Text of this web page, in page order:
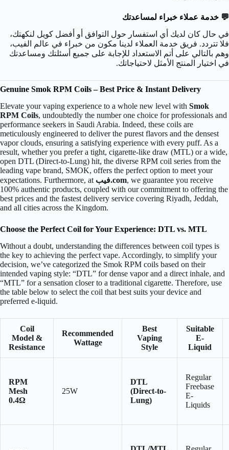
💬 خدمة عملاء خبراء لمساعدتك
في حال كان لديك أي استفسار حول التوافق أو أفضل كويل لنكهتك،
فلا تتردد. فريق خدمة العملاء لدينا مكون من خبراء في عالم الفيب،
وهم بالتالي على أتم الاستعداد للإجابة على جميع أسئلتك ومساعدتك
في اختيار المنتج الأمثل لاحتياجاتك.
Genuine Smok RPM Coils – Best Price & Instant Delivery
Elevate your vaping experience to a whole new level with Smok
RPM Coils, undoubtedly the number one choice for professionals and
performance seekers in Saudi Arabia. Indeed, these coils are
meticulously engineered to deliver the purest flavors and the densest
vapor clouds, ensuring a satisfying experience with every puff. As a
result, whether you prefer a tight, cigarette-like draw (MTL) or a wide,
open DTL (Direct-to-Lung) hit, the diverse RPM coil series from the
leading vape brand, SMOK, offers the perfect option to meet your
expectations. Furthermore, at
فيب.com, we guarantee you receive
100% authentic products, coupled with our commitment to offering the
best prices and the fastest delivery service covering Riyadh, Jeddah,
and all cities across the Kingdom.
Choose the Perfect Coil for Your Experience: DTL vs. MTL
Without a doubt, understanding the differences between coil types is
the key to achieving the perfect vape. Accordingly, to simplify your
decision, we’ve categorized the Smok RPM coils based on their
intended vaping style: “DTL” for dense vapor and a direct inhale, and
“MTL” for a sensation closer to a traditional cigarette. Therefore, use
the table below to select the coil that best suits your device and
preferred e-liquid.
Coil
Model &
Resistance
Recommended
Wattage
Best
Vaping
Style
Suitable
E-
Liquid
RPM
Mesh
0.4Ω
25W
DTL
(Direct-to-
Lung)
Regular
Freebase
E-
Liquids